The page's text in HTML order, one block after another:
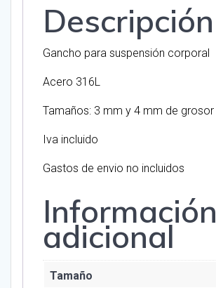
Descripción
Gancho para suspensión corporal
Acero 316L
Tamaños: 3 mm y 4 mm de grosor
Iva incluido
Gastos de envio no incluidos
Información
adicional
Tamaño